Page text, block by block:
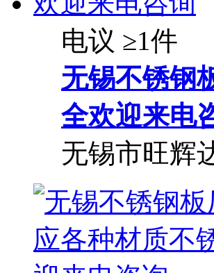
电议 ≥1件
无锡不锈钢
全欢迎来电
无锡市旺辉